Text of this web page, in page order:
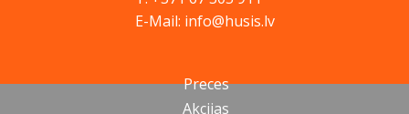
E-Mail: info@husis.lv
Preces
Akcijas